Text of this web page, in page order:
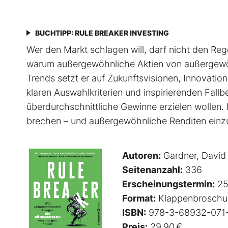
BUCHTIPP: RULE BREAKER INVESTING
Wer den Markt schlagen will, darf nicht den
warum außergewöhnliche Aktien von
Trends setzt er auf Zukunftsvisionen,
klaren Auswahlkriterien und inspirierenden
überdurchschnittliche Gewinne erzielen
brechen – und außergewöhnliche Renditen
Autoren: Gardner, David
Seitenanzahl: 336
Erscheinungstermin:
Format:
ISBN: 978-3-68932-